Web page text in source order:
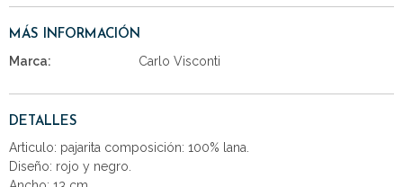
MÁS INFORMACIÓN
Marca: Carlo Visconti
DETALLES
Articulo: pajarita composición: 100% lana.
Diseño: rojo y negro.